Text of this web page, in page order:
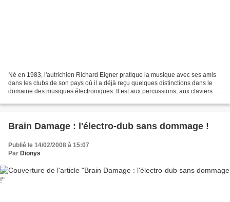
Né en 1983, l'autrichien Richard Eigner pratique la musique avec ses amis
dans les clubs de son pays où il a déjà reçu quelques distinctions dans le
domaine des musiques électroniques. Il est aux percussions, aux claviers et
Brain Damage : l'électro-dub sans dommage !
Publié le 14/02/2008 à 15:07
Par Dionys